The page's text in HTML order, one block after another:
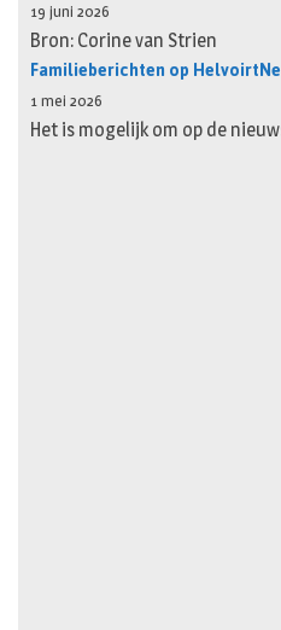
19 juni 2026
Bron: Corine van Strien
Familieberichten op
1 mei 2026
Het is mogelijk om op de